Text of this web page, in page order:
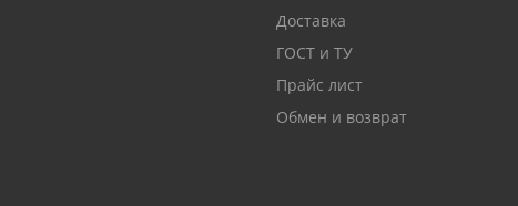
Доставка
ГОСТ и ТУ
Прайс лист
Обмен и возврат